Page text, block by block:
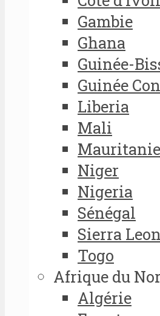
Gambie
Ghana
Guinée-
Guinée
Liberia
Mali
Mauritanie
Niger
Nigeria
Sénégal
Sierra
Togo
Afrique du
Algérie